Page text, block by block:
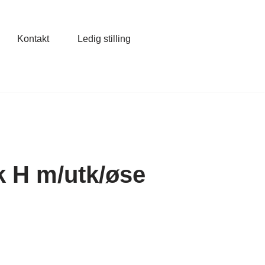
Kontakt
Ledig stilling
H m/utk/øse